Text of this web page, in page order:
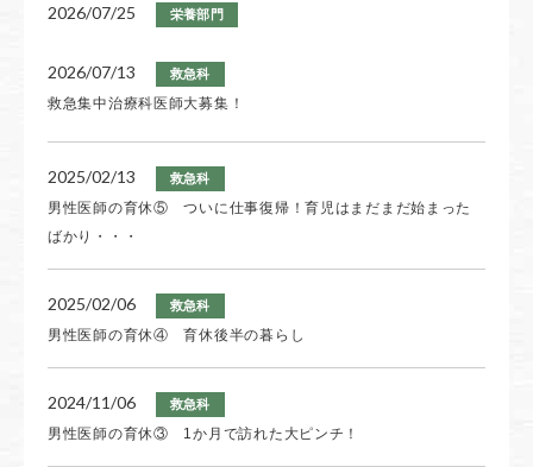
2026/07/25 栄養部門
2026/07/21 栄養部門
NST新聞 夏号
2026/07/20 栄養部門
臨床救急医学会に参加しました！
2026/07/19 栄養部門
土用の丑
2026/07/12 栄養部門
旬彩だより7月号
2026/07/13 救急科
救急集中治療科医師大募集！
2025/02/13 救急科
男性医師の育休⑤ ついに仕事復帰！育児はまだまだ始まった
ばかり・・・
2025/02/06 救急科
男性医師の育休④ 育休後半の暮らし
2024/11/06 救急科
男性医師の育休③ 1か月で訪れた大ピンチ！